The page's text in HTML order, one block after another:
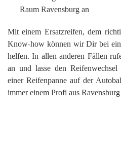
Raum Ravensburg an
Mit einem Ersatzreifen, dem
Know-how können wir Dir bei
helfen. In allen anderen Fällen
an und lasse den
einer Reifenpanne auf der
immer einem Profi aus Ravensburg